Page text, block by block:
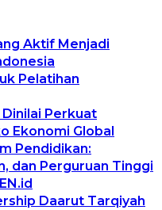
Aktif Menjadi
Pelatihan
Dinilai Perkuat
Ekonomi Global
Pendidikan:
dan Perguruan Tinggi
Daarut Tarqiyah